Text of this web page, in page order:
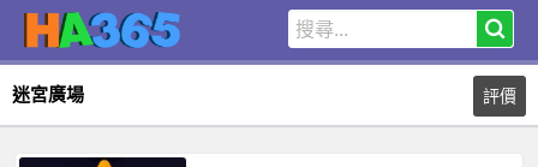
迷宮廣場 評價